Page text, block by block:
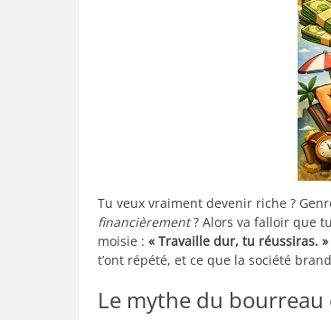
Tu veux vraiment devenir riche ?
financièrement? Alors va falloir que
moisie : « Travaille dur, tu réussiras. »
t’ont répété, et ce que la société
Le mythe du bourreau